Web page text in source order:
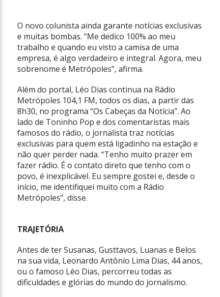
O novo colunista ainda garante notícias exclusivas
e muitas bombas. “Me dedico 100% ao meu
trabalho e quando eu visto a camisa de uma
empresa, é algo verdadeiro e integral. Agora, meu
sobrenome é Metrópoles”, afirma.
Além do portal, Léo Dias continua na Rádio
Metrópoles 104,1 FM, todos os dias, a partir das
8h30, no programa “Os Cabeças da Notícia”. Ao
lado de Toninho Pop e dos comentaristas mais
famosos do rádio, o jornalista traz notícias
exclusivas para quem está ligadinho na estação e
não quer perder nada. “Tenho muito prazer em
fazer rádio. É o contato direto que tenho com o
povo, é inexplicável. Eu sempre gostei e, desde o
início, me identifiquei muito com a Rádio
Metrópoles”, disse.
TRAJETÓRIA
Antes de ter Susanas, Gusttavos, Luanas e Belos
na sua vida, Leonardo Antônio Lima Dias, 44 anos,
ou o famoso Léo Dias, percorreu todas as
dificuldades e glórias do mundo do jornalismo.